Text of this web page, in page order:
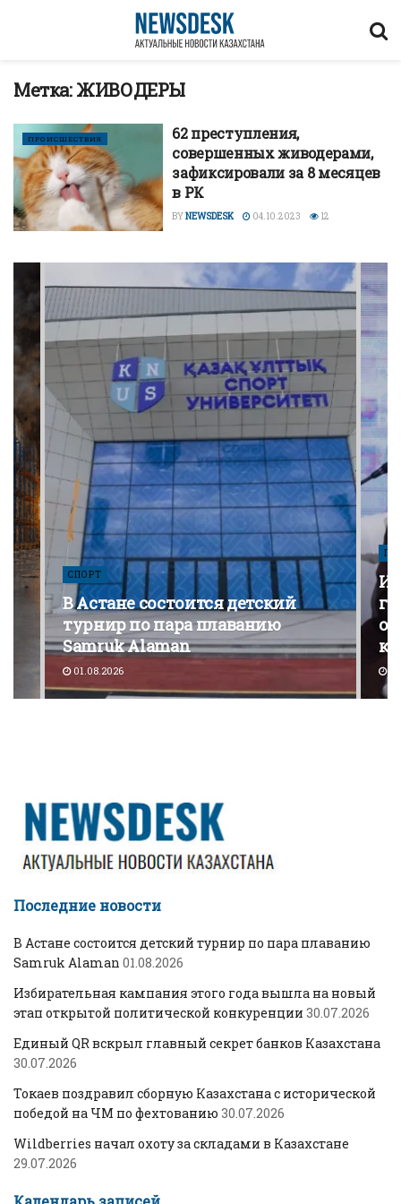
Метка:ЖИВОДЕРЫ
ПРОИСШЕСТВИЯ
62 преступления,
совершенных живодерами,
зафиксировали за 8 месяцев
в РК
BYNEWSDESK 04.10.2023 12
СПОРТ
В Астане состоится детский
турнир по пара плаванию
Samruk Alaman
01.08.2026
Последние новости
В Астане состоится детский турнир по пара плаванию
Samruk Alaman 01.08.2026
Избирательная кампания этого года вышла на новый
этап открытой политической конкуренции 30.07.2026
Единый QR вскрыл главный секрет банков Казахстана
30.07.2026
Токаев поздравил сборную Казахстана с исторической
победой на ЧМ по фехтованию 30.07.2026
Wildberries начал охоту за складами в Казахстане
29.07.2026